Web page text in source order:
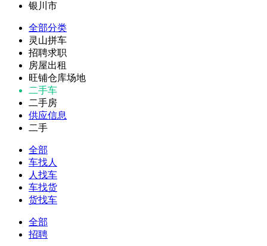
银川市
全部分类
灵山拼车
招聘求职
房屋出租
旺铺仓库场地
二手车
二手房
供应信息
二手
全部
车找人
人找车
车找货
货找车
全部
招聘